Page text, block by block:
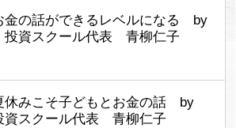
金の話ができるレベルになる by
資スクール代表 青柳仁子
休みこそ子どもとお金の話 by
資スクール代表 青柳仁子